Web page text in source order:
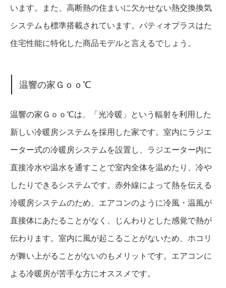
います。また、高断熱の住まいに欠かせない熱交換換気
システムも標準搭載されています。パティオプラスはた
住宅性能に特化した商品モデルと言えるでしょう。
温響の家Ｇｏｏ℃
温響の家Ｇｏｏ℃は、「光冷暖」という輻射を利用した
新しい冷暖房システムを採用した家です。室内にラジエ
ーター式の冷暖房システムを設置し、ラジエーター内に
直接冷水や温水を通すことで室内全体を温めたり、冷や
したりできるシステムです。赤外線によって熱を伝える
冷暖房システムのため、エアコンのように冷風・温風が
直接体にあたることがなく、じんわりとした感覚で熱が
伝わります。室内に風が起こることがないため、ホコリ
が舞い上がることがないのもメリットです。エアコンに
よる冷暖房が苦手な方にオススメです。